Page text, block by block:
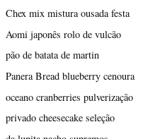
Chex mix mistura ousada festa
Aomi japonês rolo de vulcão
pão de batata de martin
Panera Bread blueberry cenoura
oceano cranberries pulverização
privado cheesecake seleção